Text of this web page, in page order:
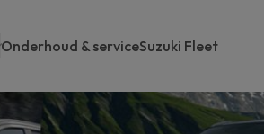
Onderhoud & serviceSuzuki Fleet